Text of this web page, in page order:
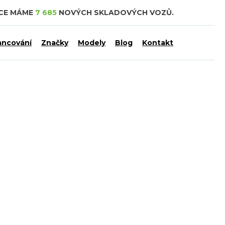
MÁME 7 685 NOVÝCH SKLADOVÝCH VOZŮ.
Značky Modely Blog Kontakt